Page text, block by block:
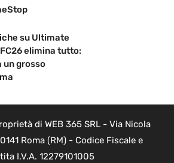
su Ultimate
elimina tutto:
un grosso
di WEB 365 SRL - Via Nicola
Roma (RM) - Codice Fiscale e
I.V.A. 12279101005